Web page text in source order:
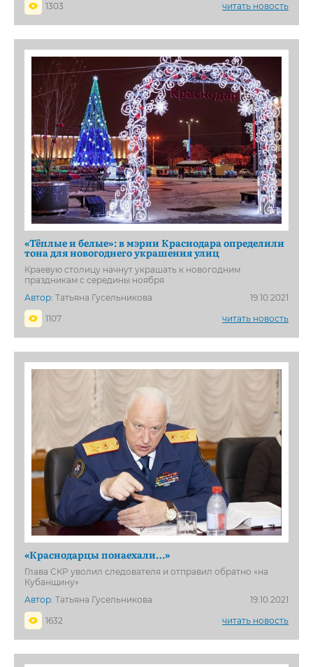
1303 читать новость
«Тёплые и белые»: в мэрии Краснодара определили
тона для новогоднего украшения улиц
Краевую столицу начнут украшать к новогодним
праздникам с середины ноября
Автор: Татьяна Гусельникова
19.10.2021
1107
читать новость
«Краснодарцы понаехали…»
Глава СКР уволил следователя и отправил обратно «на
Кубанщину»
Автор: Татьяна Гусельникова
19.10.2021
1632
читать новость